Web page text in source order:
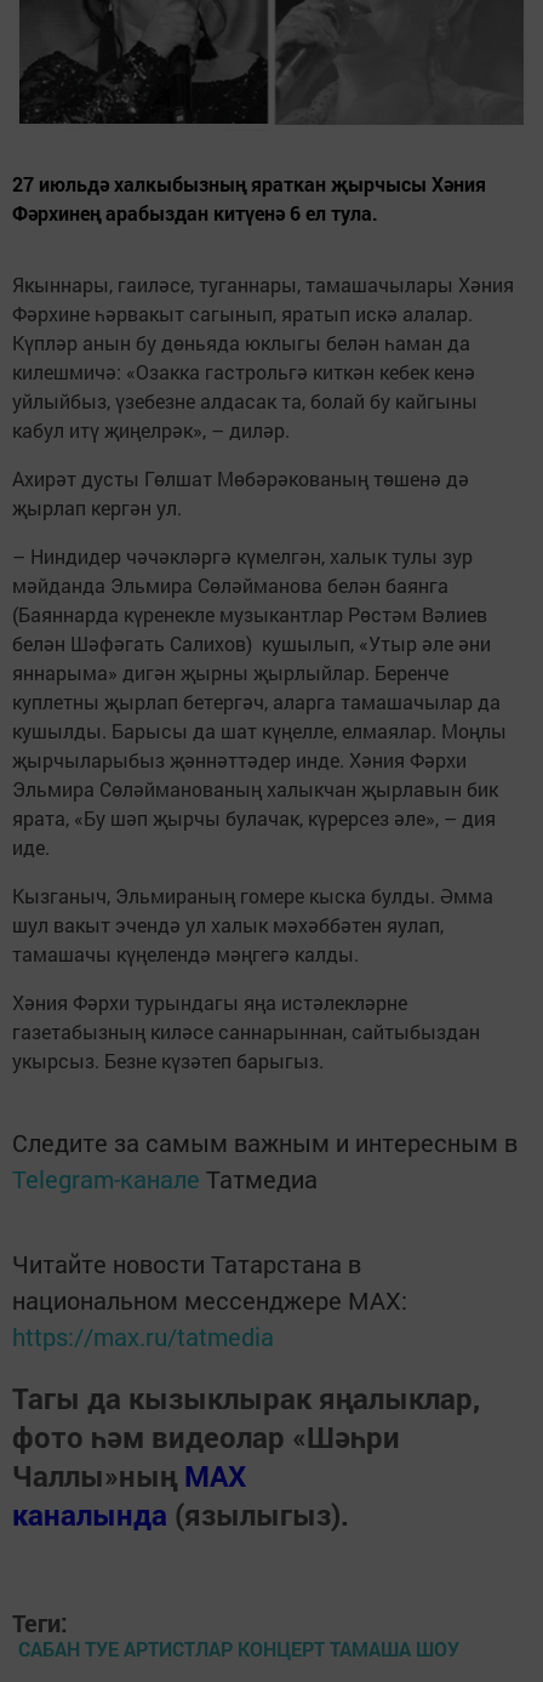
27 июльдә халкыбызның яраткан җырчысы Хәния
Фәрхинең арабыздан китүенә 6 ел тула.
Якыннары, гаиләсе, туганнары, тамашачылары Хәния
Фәрхине һәрвакыт сагынып, яратып искә алалар.
Күпләр анын бу дөньяда юклыгы белән һаман да
килешмичә: «Озакка гастрольгә киткән кебек кенә
уйлыйбыз, үзебезне алдасак та, болай бу кайгыны
кабул итү җиңелрәк», – диләр.
Ахирәт дусты Гөлшат Мөбәрәкованың төшенә дә
җырлап кергән ул.
– Ниндидер чәчәкләргә күмелгән, халык тулы зур
мәйданда Эльмира Сөләйманова белән баянга
(Баяннарда күренекле музыкантлар Рөстәм Вәлиев
белән Шәфәгать Салихов) кушылып, «Утыр әле әни
яннарыма» дигән җырны җырлыйлар. Беренче
куплетны җырлап бетергәч, аларга тамашачылар да
кушылды. Барысы да шат күңелле, елмаялар. Моңлы
җырчыларыбыз җәннәттәдер инде. Хәния Фәрхи
Эльмира Сөләйманованың халыкчан җырлавын бик
ярата, «Бу шәп җырчы булачак, күрерсез әле», – дия
иде.
Кызганыч, Эльмираның гомере кыска булды. Әмма
шул вакыт эчендә ул халык мәхәббәтен яулап,
тамашачы күңелендә мәңгегә калды.
Хәния Фәрхи турындагы яңа истәлекләрне
газетабызның киләсе саннарыннан, сайтыбыздан
укырсыз. Безне күзәтеп барыгыз.
Следите за самым важным и интересным в
Telegram-канале Татмедиа
Читайте новости Татарстана в
национальном мессенджере MАХ:
https://max.ru/tatmedia
Тагы да кызыклырак яңалыклар,
фото һәм видеолар «Шәһри
Чаллы»ның MAX
каналында (язылыгыз).
Теги:
САБАН ТУЕ АРТИСТЛАР КОНЦЕРТ ТАМАША ШОУ